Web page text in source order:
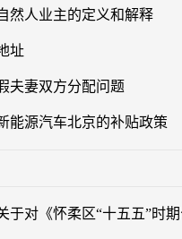
然人业主的定义和解释
址
夫妻双方分配问题
能源汽车北京的补贴政策